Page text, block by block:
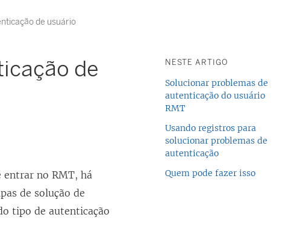
de usuário
de
entrar no RMT, há
de solução de
tipo de autenticação
NESTE ARTIGO
Solucionar problemas de
autenticação do usuário
RMT
Usando registros para
solucionar problemas de
autenticação
Quem pode fazer isso